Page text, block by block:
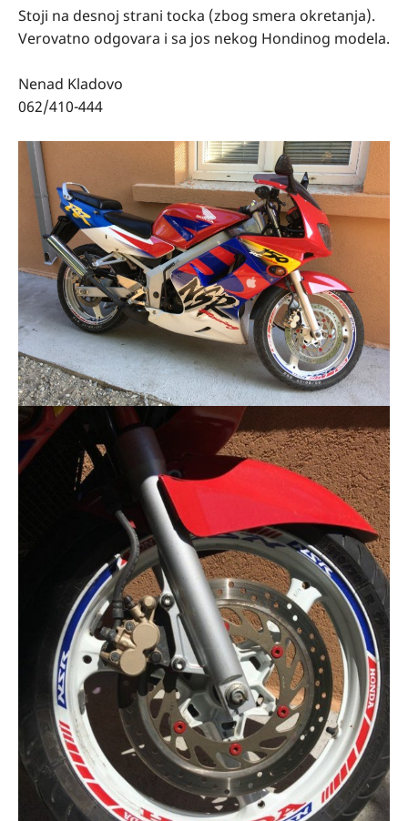
Stoji na desnoj strani tocka (zbog smera okretanja).
Verovatno odgovara i sa jos nekog Hondinog modela.
Nenad Kladovo
062/410-444